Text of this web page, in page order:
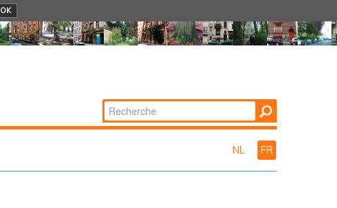
OK
Chercher par
Recherche
NL FR